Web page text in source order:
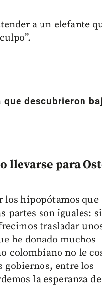
a un elefante
descubrieron
llevarse para
los hipopótamos que
partes son iguales:
trasladar
he donado muchos
colombiano no le
gobiernos, entre los
la esperanza de